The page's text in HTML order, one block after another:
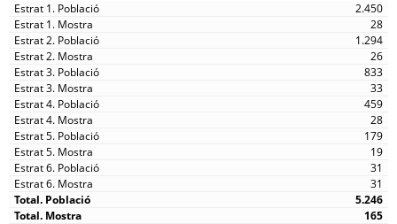
2.450
28
1.294
26
833
33
459
28
179
19
31
31
5.246
165